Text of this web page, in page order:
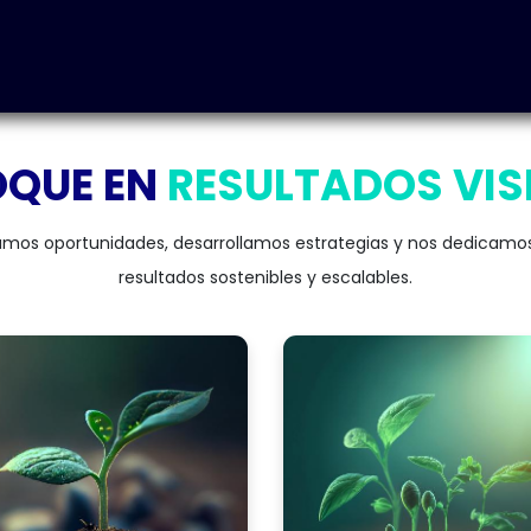
EN RESULTADOS
oportunidades, desarrollamos estrategias y nos
resultados sostenibles y escalables.